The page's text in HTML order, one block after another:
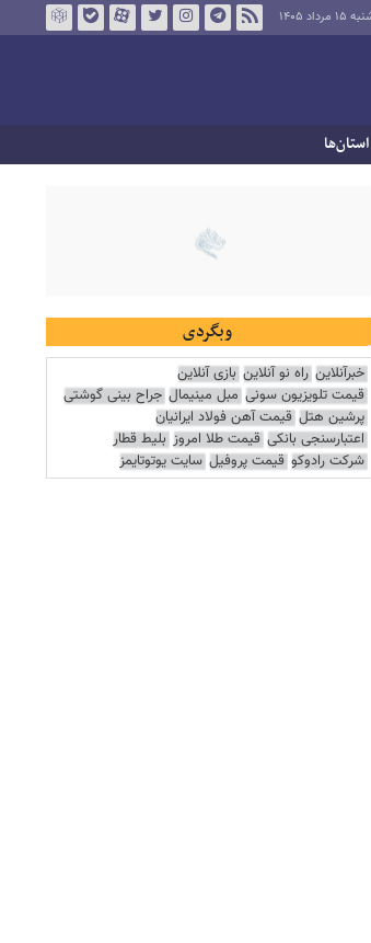
۱۴۰۵
استان‌ها
وبگردی
خبرآنلاین راه نو آنلاین بازی آنلاین
قیمت تلویزیون سونی مبل مینیمال جراح بینی گوشتی
پرشین هتل قیمت آهن فولاد ایرانیان
اعتبارسنجی بانکی قیمت طلا امروز بلیط قطار
شرکت رادوکو قیمت پروفیل سایت یوتوتایمز